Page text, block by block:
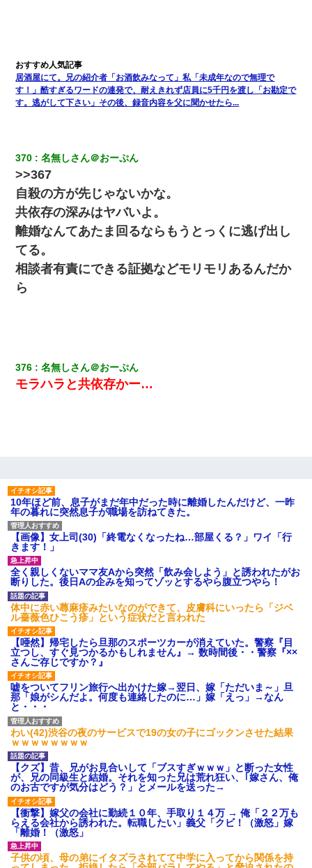
居酒屋にて。兄の紹介者「お酒飲みなって」私「未成年なので無理で
す！」酷すぎるワードの連発で、耐えきれず店員に5千円を渡し「お勘定で
す。逃がして下さい」その後、録音内容を父に聞かせたら...
370 名無しさん＠おーぷん
>>367
自殺の方が先じゃないかな。
共依存の深みはヤバいよ。
離婚なんてあたま回るならもうとっくに逃げ出し
てる。
相談者有責にできる証拠などモリモリあるんだか
ら
376 名無しさん＠おーぷん
モラハラと共依存かー…
10年ほど前、息子がまだ年中だった時に離婚したんだけど、一昨
年の暮れに突然息子が職場を訪ねてきた。
【画像】女上司(30)「終電なくなったね…部屋くる？」ワイ「行
きます！」
全く親しくないママ友Aから突然「飲み会しよう」と誘われたがお
断りした。後日Aの企みを知ってゾッとするやら腹立つやら！
体中に赤い蕁麻疹みたいなのができて、皮膚科にいったら「ジベ
ル薔薇色ひこう疹」という症状だと言われた
【唖然】帰宅したら旦那のスポーツカーが消えていた。警察『目
立つし、すぐ見つかるかもしれません』→ 数時間後・・警察『××
さんご存じですか？』
嘘をついてフリン旅行へ出かけた嫁→翌日、嫁「ただいま～」旦
那「娘がシんだよ。何度も連絡したのに…」嫁「えっ」→なん
と・・・
わい(42)渋谷の夜のサービスで19の女の子にゴックンさせた結果
ｗｗｗｗｗｗｗｗ
【クズ】昔、兄がお見合いして「ブスすぎｗｗｗ」と断った女性
が、兄の同級生と結婚。それを知った兄は荒れ狂い、｢嫁さん、俺
のお古ですが気分はどう？」とメールを送った→
【衝撃】嫁父の会社に勤続１０年、手取り１４万 → 俺「２２万も
らえる会社から誘われた。転職したい」義父「クビ！（激怒」嫁
「離婚！（激怒」
子供の頃、母の弟にイタズラされてて中学に入ってから関係を持